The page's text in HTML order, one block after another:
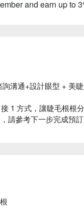
and earn up to
詢溝通+設計眼型 + 美
1 方式，讓睫毛根根
請參考下一步完成預訂